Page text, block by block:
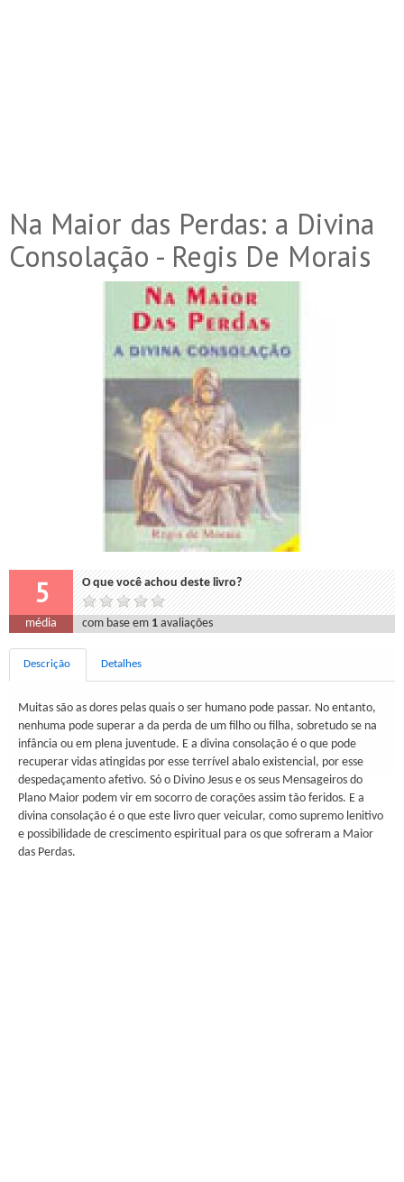
Na Maior das Perdas: a Divina
Consolação - Regis De Morais
5 O que você achou deste livro?
média com base em 1 avaliações
Descrição Detalhes
Muitas são as dores pelas quais o ser humano pode passar. No entanto,
nenhuma pode superar a da perda de um filho ou filha, sobretudo se na
infância ou em plena juventude. E a divina consolação é o que pode
recuperar vidas atingidas por esse terrível abalo existencial, por esse
despedaçamento afetivo. Só o Divino Jesus e os seus Mensageiros do
Plano Maior podem vir em socorro de corações assim tão feridos. E a
divina consolação é o que este livro quer veicular, como supremo lenitivo
e possibilidade de crescimento espiritual para os que sofreram a Maior
das Perdas.